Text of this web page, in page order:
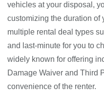
vehicles at your disposal,
customizing the duration of
multiple rental deal types
and last-minute for you to
widely known for offering
Damage Waiver and Third
convenience of the renter.